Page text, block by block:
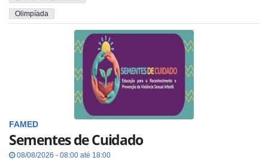
Olimpíada
FAMED
Sementes de Cuidado
08/08/2026 - 08:00 até 18:00